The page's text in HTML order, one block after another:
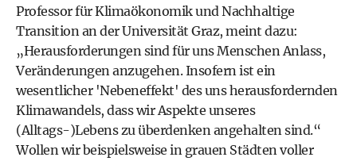
Professor für Klimaökonomik und Nachhaltige
Transition an der Universität Graz, meint dazu:
„Herausforderungen sind für uns Menschen Anlass,
Veränderungen anzugehen. Insofern ist ein
wesentlicher 'Nebeneffekt' des uns herausfordernden
Klimawandels, dass wir Aspekte unseres
(Alltags-)Lebens zu überdenken angehalten sind.“
Wollen wir beispielsweise in grauen Städten voller